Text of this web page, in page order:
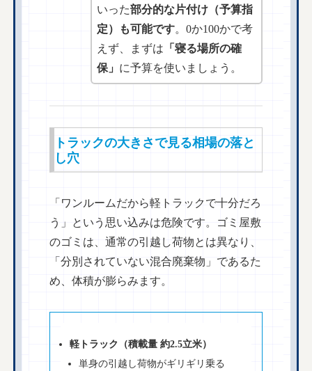
いった部分的な片付け（予算指
定）も可能です。0か100かで考
えず、まずは 「寝る場所の確
保」 に予算を使いましょう。
トラックの大きさで見る相場の落と
し穴
「ワンルームだから軽トラックで十分だろ
う」という思い込みは危険です。ゴミ屋敷
のゴミは、通常の引越し荷物とは異なり、
「分別されていない混合廃棄物」であるた
め、体積が膨らみます。
軽トラック（積載量 約2.5立米）
単身の引越し荷物がギリギリ乗る